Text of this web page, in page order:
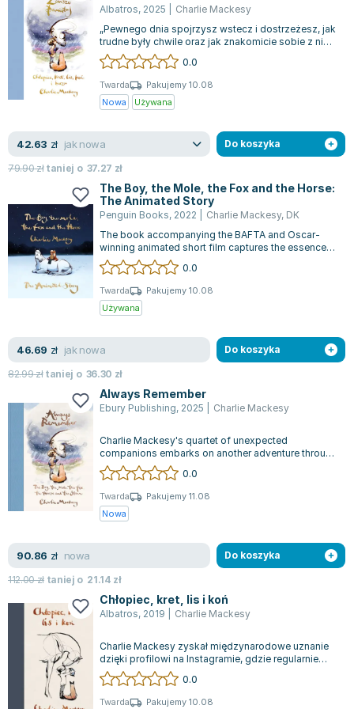
Książki o naukach politycznych dla studentów
Książki do nauk przyrodniczych dla studentów
Książki do nauk społecznych dla studentów
Książki do nauk ścisłych dla studentów
Prawo - książki dla studentów
Zarządzanie i marketing - książki
Nauka języków obcych - książki
Podręczniki dla nauczycieli - metodyka
Repetytoria, testy i materiały pomocnicze
Bolesław Prus
Clive Cussler
Wanda Chotomska
Józef Ignacy Kraszewski
Clive Staples Lewis
Melissa De la Cruz
Blanka Lipińska
Jaś Kapela
Agatha Christie
Witold Gadowski
Jan Pietrzak
Marcin Kowalczyk
Piotr Zychowicz
Joanna Jabłczyńska
Jan Piński
Zygmunt Freud
Agata Passent
Michel Moran
Maciej Orłoś
Jo Nesbo
Katarzyna Miller
Antoine de Saint Exupery
Marcin Meller
Paulina Młynarska
ks. Piotr Pawlukiewicz
Jarosław Sokołowski
Piotr Latocha
Michael Scott
Piotr Semka
Jarosław Iwaszkiewicz
Albatros, 2025
Charlie Mackesy
„Pewnego dnia spojrzysz wstecz i dostrzeżesz, jak
trudne były chwile oraz jak znakomicie sobie z nimi
poradziłeś.” Czwórka wyjątko...
0.0
Twarda
Pakujemy 10.08
Nowa
Używana
42.63 zł jak nowa
79.90złtaniej o 37.27 zł
Do koszyka
The Boy, the Mole, the Fox and the Horse:
The Animated Story
Penguin Books, 2022 Charlie Mackesy, DK
The book accompanying the BAFTA and Oscar-
winning animated short film captures the essence
of a journey in pursuit of a sense of b...
0.0
Twarda
Pakujemy 10.08
Używana
46.69 zł jak nowa
82.99złtaniej o 36.30 zł
Do koszyka
Always Remember
Ebury Publishing, 2025 Charlie Mackesy
Charlie Mackesy's quartet of unexpected
companions embarks on another adventure through
the wilderness. While their ultimate goal...
0.0
Twarda
Pakujemy 11.08
Nowa
90.86 zł nowa
112.00zł taniej o 21.14 zł
Do koszyka
Chłopiec, kret, lis i koń
Albatros, 2019 Charlie Mackesy
Charlie Mackesy zyskał międzynarodowe uznanie
dzięki profilowi na Instagramie, gdzie regularnie
udostępnia swoje ilustracje z udzi...
0.0
Twarda
Pakujemy 10.08